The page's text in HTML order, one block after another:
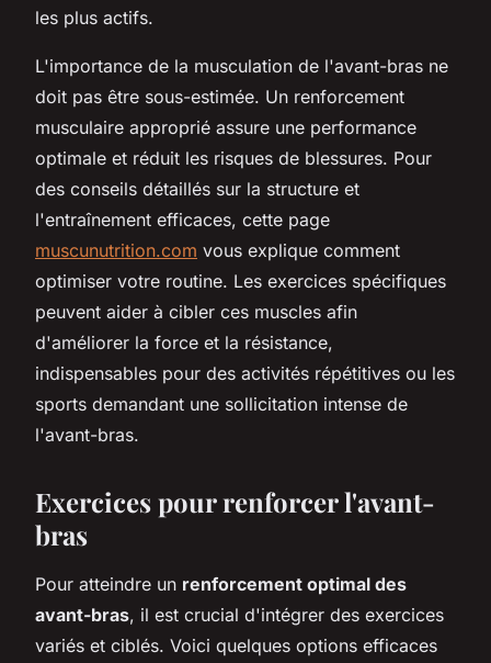
les plus actifs.
L'importance de la musculation de l'avant-bras ne
doit pas être sous-estimée. Un renforcement
musculaire approprié assure une performance
optimale et réduit les risques de blessures. Pour
des conseils détaillés sur la structure et
l'entraînement efficaces, cette page
muscunutrition.com vous explique comment
optimiser votre routine. Les exercices spécifiques
peuvent aider à cibler ces muscles afin
d'améliorer la force et la résistance,
indispensables pour des activités répétitives ou les
sports demandant une sollicitation intense de
l'avant-bras.
Exercices pour renforcer l'avant-
bras
Pour atteindre un renforcement optimal des
avant-bras, il est crucial d'intégrer des exercices
variés et ciblés. Voici quelques options efficaces